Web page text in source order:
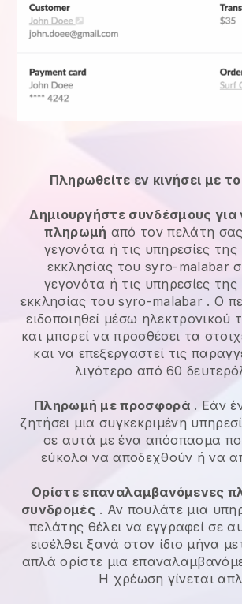
Πληρωθείτε εν κινήσει με το
Δημιουργήστε συνδέσμους για
πληρωμή από τον πελάτη
γεγονότα ή τις υπηρεσίες
εκκλησίας του syro-malabar
γεγονότα ή τις υπηρεσίες της
εκκλησίας του syro-malabar . Ο
ειδοποιηθεί μέσω ηλεκτρονικού
και μπορεί να προσθέσει τα
και να επεξεργαστεί τις
λιγότερο από 60
Πληρωμή με προσφορά . Εάν
ζητήσει μια συγκεκριμένη
σε αυτά με ένα απόσπασμα
εύκολα να αποδεχθούν ή να
Ορίστε επαναλαμβανόμενες
συνδρομές . Αν πουλάτε μια
πελάτης θέλει να εγγραφεί σε
εισέλθει ξανά στον ίδιο μήνα
απλά ορίστε μια
Η χρέωση γίνεται